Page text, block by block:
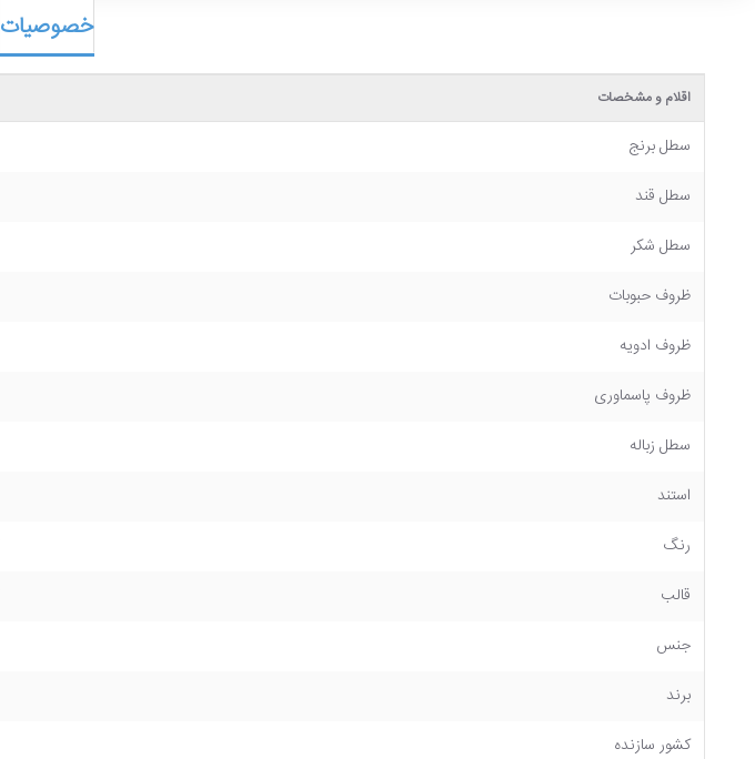
خصوصیات
اقلام و مشخصات
سطل برنج
سطل قند
سطل شکر
ظروف حبوبات
ظروف ادویه
ظروف پاسماوری
سطل زباله
استند
رنگ
قالب
جنس
برند
کشور سازنده